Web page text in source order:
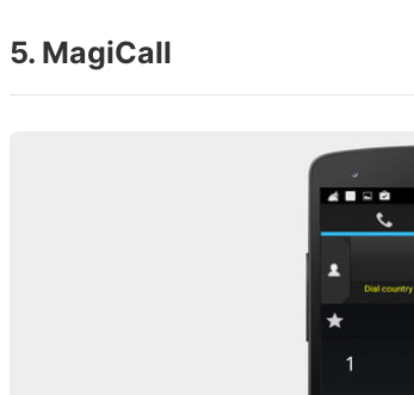
5. MagiCall